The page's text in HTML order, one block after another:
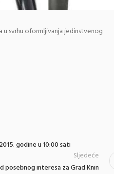
u svrhu oformljivanja jedinstvenog
godine u 10:00 sati
posebnog interesa za Grad Knin
Sljedeće